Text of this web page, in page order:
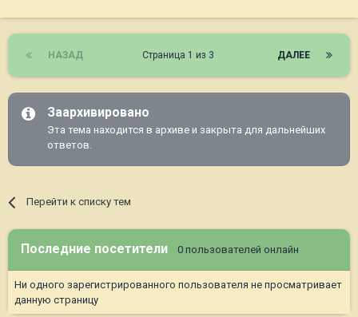
НАЗАД ДАЛЕЕ
Страница 1 из 3
Заархивировано
Эта тема находится в архиве и закрыта для дальнейших
ответов.
Перейти к списку тем
Последние посетители 0 пользователей онлайн
Ни одного зарегистрированного пользователя не просматривает
данную страницу